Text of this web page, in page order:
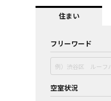
住まい
フリーワード
空室状況